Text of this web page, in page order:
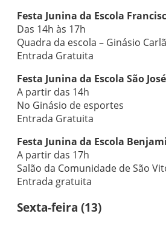
Festa Junina da Escola
Das 14h às 17h
Quadra da escola – Ginásio
Entrada Gratuita
Festa Junina da Escola São José
A partir das 14h
No Ginásio de esportes
Entrada Gratuita
Festa Junina da Escola
A partir das 17h
Salão da Comunidade de São
Entrada gratuita
Sexta-feira (13)